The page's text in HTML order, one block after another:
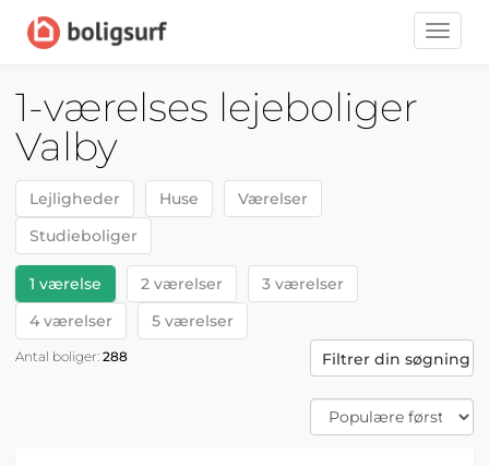
Toggle
1-værelses lejeboliger
Valby
Lejligheder Huse
Værelser
Studieboliger
1 værelse 2 værelser
3 værelser
4 værelser
5 værelser
Antal boliger: 288 Filtrer din søgning